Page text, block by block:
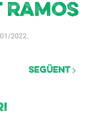
2022.
Següent